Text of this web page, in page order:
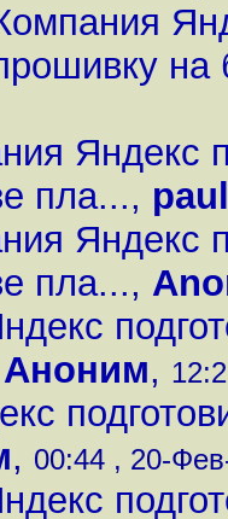
на
Яндекс
пла...,
Яндекс
пла...,
Аноним,
, 00:44 , 20-